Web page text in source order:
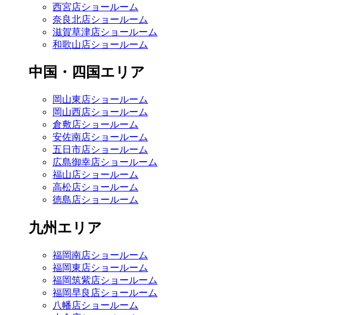
西宮店ショールーム
奈良北店ショールーム
滋賀草津店ショールーム
和歌山店ショールーム
中国・四国エリア
岡山東店ショールーム
岡山西店ショールーム
倉敷店ショールーム
安佐南店ショールーム
五日市店ショールーム
広島御幸店ショールーム
福山店ショールーム
高松店ショールーム
徳島店ショールーム
九州エリア
福岡南店ショールーム
福岡東店ショールーム
福岡筑紫店ショールーム
福岡早良店ショールーム
八幡店ショールーム